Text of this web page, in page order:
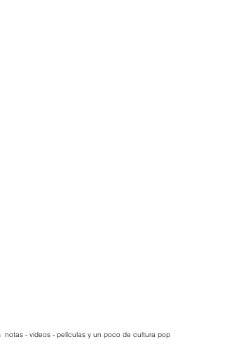
notas - videos - películas y un poco de cultura pop